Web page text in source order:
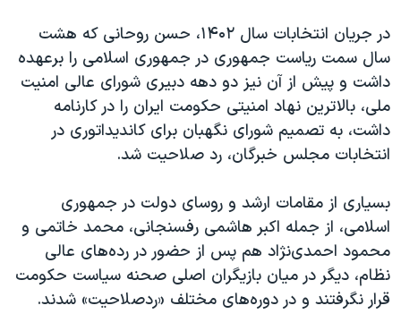
در جریان انتخابات سال ۱۴۰۲، حسن روحانی که هشت
سال سمت ریاست جمهوری در جمهوری اسلامی را برعهده
داشت و پیش از آن نیز دو دهه دبیری شورای عالی امنیت
ملی، بالاترین نهاد امنیتی حکومت ایران را در کارنامه
داشت، به تصمیم شورای نگهبان برای کاندیداتوری در
انتخابات مجلس خبرگان، رد صلاحیت شد.
بسیاری از مقامات ارشد و روسای دولت در جمهوری
اسلامی، از جمله اکبر هاشمی رفسنجانی، محمد خاتمی و
محمود احمدی‌نژاد هم پس از حضور در رده‌های عالی
نظام، دیگر در میان بازیگران اصلی صحنه سیاست حکومت
قرار نگرفتند و در دوره‌های مختلف «ردصلاحیت» شدند.